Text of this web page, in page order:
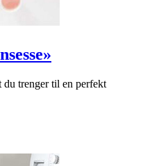
du trenger til en perfekt